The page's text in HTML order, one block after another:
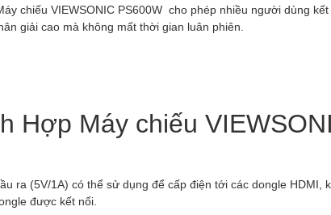
chiếu VIEWSONIC PS600W cho phép nhiều người dùng
giải cao mà không mất thời gian luân phiên.
Hợp Máy chiếu
ra (5V/1A) có thể sử dụng để cấp điện tới các dongle HDMI,
được kết nối.